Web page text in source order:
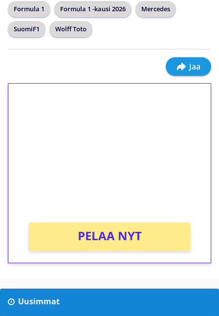
Formula 1 Formula 1 -kausi 2026 Mercedes
SuomiF1 Wolff Toto
Jaa
PELAA NYT
Uusimmat